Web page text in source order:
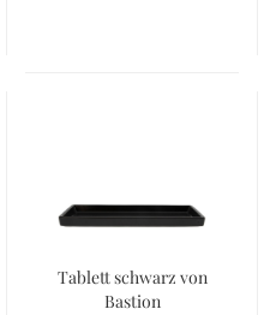
Tablett schwarz von
Bastion